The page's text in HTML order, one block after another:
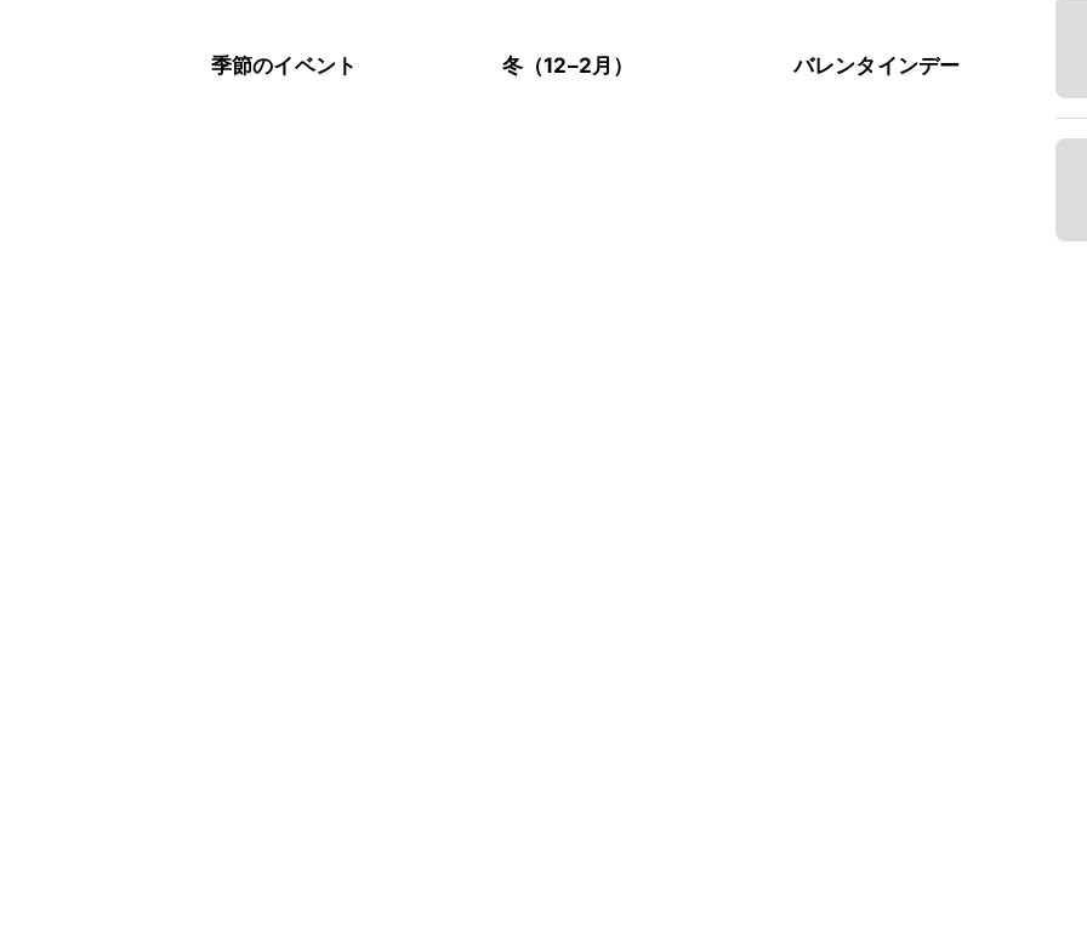
季節のイベント 冬（12–2月） バレンタインデー